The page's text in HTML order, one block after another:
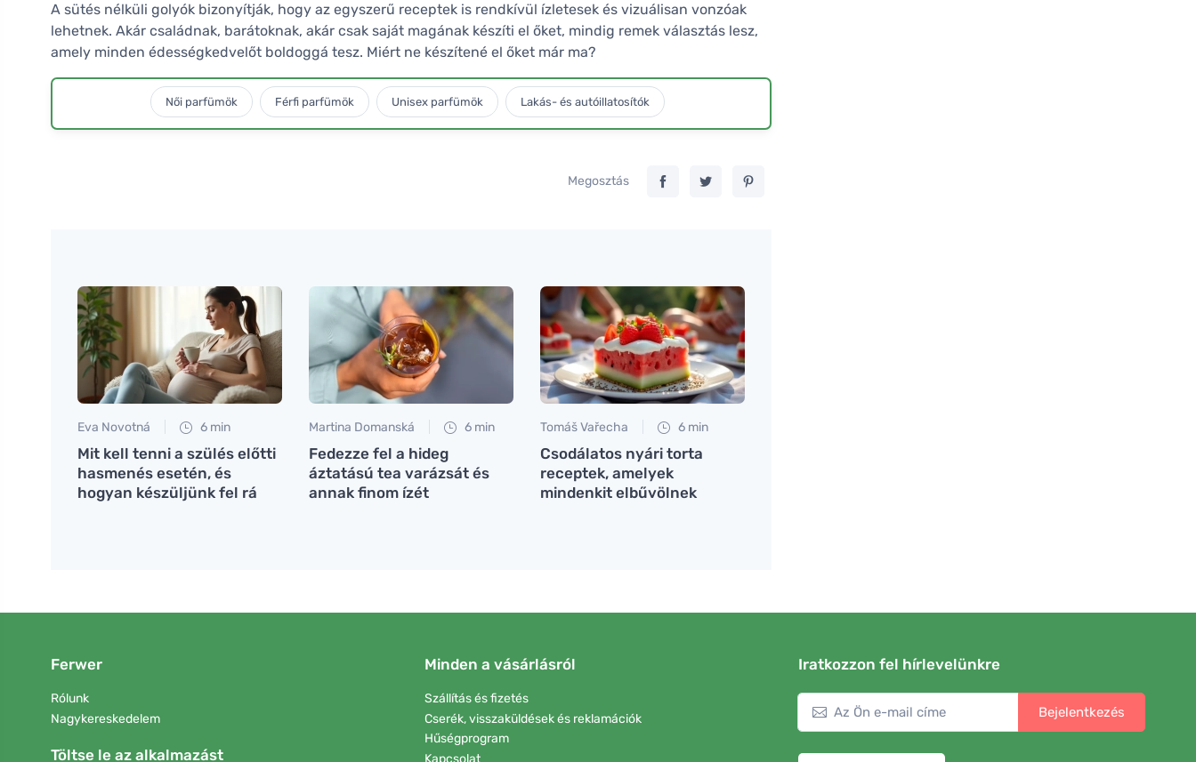
A sütés nélküli golyók bizonyítják, hogy az egyszerű receptek is rendkívül ízletesek és vizuálisan vonzóak
lehetnek. Akár családnak, barátoknak, akár csak saját magának készíti el őket, mindig remek választás lesz,
amely minden édességkedvelőt boldoggá tesz. Miért ne készítené el őket már ma?
Női parfümök Férfi parfümök Unisex parfümök Lakás- és autóillatosítók
Megosztás
Eva Novotná 6 min
Mit kell tenni a szülés előtti
hasmenés esetén, és
hogyan készüljünk fel rá
Martina Domanská 6 min
Fedezze fel a hideg
áztatású tea varázsát és
annak finom ízét
Tomáš Vařecha 6 min
Csodálatos nyári torta
receptek, amelyek
mindenkit elbűvölnek
Ferwer
Rólunk
Nagykereskedelem
Töltse le az alkalmazást
Minden a vásárlásról
Szállítás és fizetés
Cserék, visszaküldések és reklamációk
Hűségprogram
Kapcsolat
Iratkozzon fel hírlevelünkre
Bejelentkezés